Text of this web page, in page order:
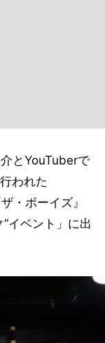
とYouTuberで
われた
・ボーイズ』
イベント」に出